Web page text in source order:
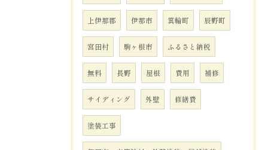
上伊那郡 伊那市 箕輪町 辰野町
宮田村 駒ヶ根市 ふるさと納税
無料 長野 屋根 費用 補修
サイディング 外壁 修繕費
塗装工事